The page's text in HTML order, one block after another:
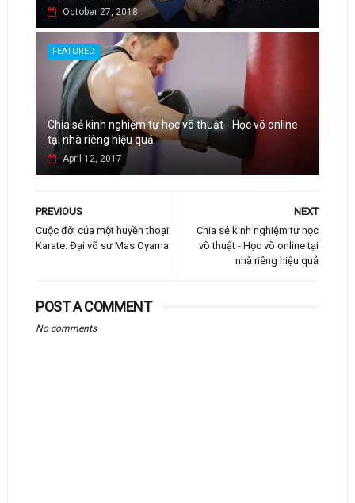
October 27, 2018
FEATURED
Chia sẻ kinh nghiệm tự học võ thuật - Học võ online
tại nhà riêng hiệu quả
April 12, 2017
NEXT
Chia sẻ kinh nghiệm tự học
võ thuật - Học võ online tại
nhà riêng hiệu quả
PREVIOUS
Cuộc đời của một huyền thoại
Karate: Đại võ sư Mas Oyama
POST A COMMENT
No comments